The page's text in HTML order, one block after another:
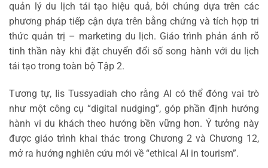
quản lý du lịch tái tạo hiệu quả, bởi chúng dựa trên các
phương pháp tiếp cận dựa trên bằng chứng và tích hợp tri
thức quản trị – marketing du lịch. Giáo trình phản ánh rõ
tinh thần này khi đặt chuyển đổi số song hành với du lịch
tái tạo trong toàn bộ Tập 2.
Tương tự, Iis Tussyadiah cho rằng AI có thể đóng vai trò
như một công cụ “digital nudging”, góp phần định hướng
hành vi du khách theo hướng bền vững hơn. Ý tưởng này
được giáo trình khai thác trong Chương 2 và Chương 12,
mở ra hướng nghiên cứu mới về “ethical AI in tourism”.